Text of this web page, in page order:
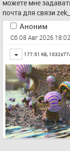
можете мне
почта для связи
Аноним
Сб 08 Авг 2026
Toggle
177.51 КБ,